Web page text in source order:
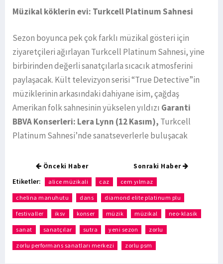
Müzikal köklerin evi: Turkcell Platinum Sahnesi
Sezon boyunca pek çok farklı müzikal gösteri için
ziyaretçileri ağırlayan Turkcell Platinum Sahnesi, yine
birbirinden değerli sanatçılarla sıcacık atmosferini
paylaşacak. Kült televizyon serisi “True Detective”in
müziklerinin arkasındaki dahiyane isim, çağdaş
Amerikan folk sahnesinin yükselen yıldızı Garanti
BBVA Konserleri: Lera Lynn (12 Kasım), Turkcell
Platinum Sahnesi’nde sanatseverlerle buluşacak
Önceki Haber Sonraki Haber
Etiketler: alice müzikali caz cem yılmaz
chelina manuhutu dans diamond elite platinum plu
festivaller iksv konser müzik müzikal neo-klasik
sanat sanatçılar sutra yeni sezon zorlu
zorlu performans sanatları merkezi zorlu psm